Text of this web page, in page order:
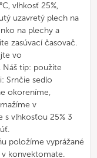
vlhkosť 25%,
uzavretý plech na
na plechy a
zasúvací časovač.
vo
Náš tip: použite
Srnčie sedlo
okoreníme,
v
s vlhkosťou 25% 3
položíme vyprážané
konvektomate.